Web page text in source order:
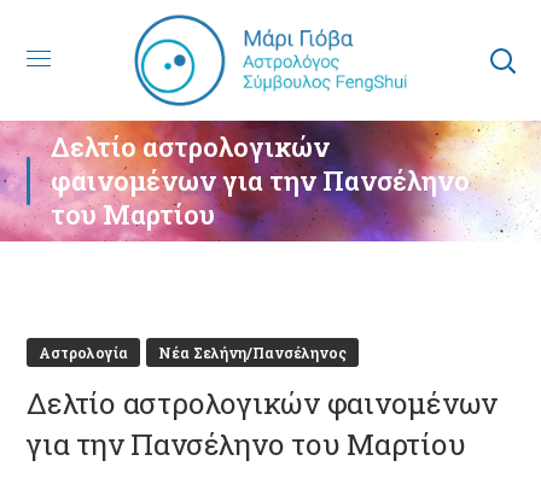
Δελτίο αστρολογικών
φαινομένων για την Πανσέληνο
του Μαρτίου
Αστρολογία Νέα Σελήνη/Πανσέληνος
Δελτίο αστρολογικών φαινομένων
για την Πανσέληνο του Μαρτίου